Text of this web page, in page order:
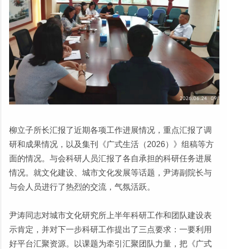
柳立子所长汇报了近期各项工作进展情况，重点汇报了调
研和成果情况，以及集刊《广式生活（2026）》组稿等方
面的情况。与会科研人员汇报了各自承担的科研任务进展
情况。就文化建设、城市文化发展等话题，尹涛副院长与
与会人员进行了热烈的交流，气氛活跃。
尹涛同志对城市文化研究所上半年科研工作和团队建设表
示肯定，并对下一步科研工作提出了三点要求：一要利用
好平台汇聚资源。以课题为牵引汇聚团队力量，把《广式